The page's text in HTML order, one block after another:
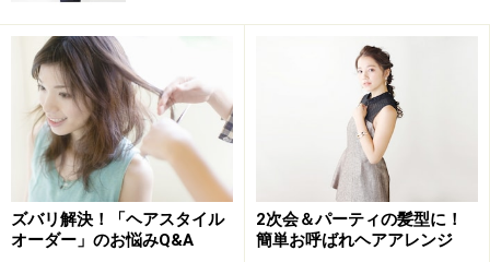
ズバリ解決！「ヘアスタイル
オーダー」のお悩みQ&A
2次会＆パーティの髪型に！
簡単お呼ばれヘアアレンジ